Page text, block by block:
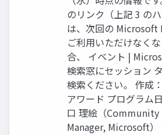
のリンク（上記 3 の
は、次回の Microsoft
ご利用いただけなく
合、 イベント |
検索窓にセッション
検索ください。 作成
アワード プログラム
口 理絵（Community
Manager, Microsoft）